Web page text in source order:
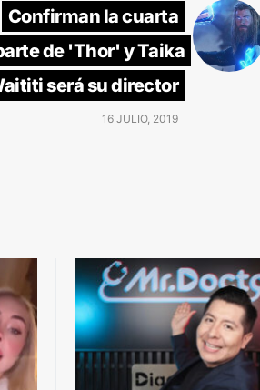
Confirman la cuarta
de 'Thor' y Taika
será su director
16 JULIO, 2019